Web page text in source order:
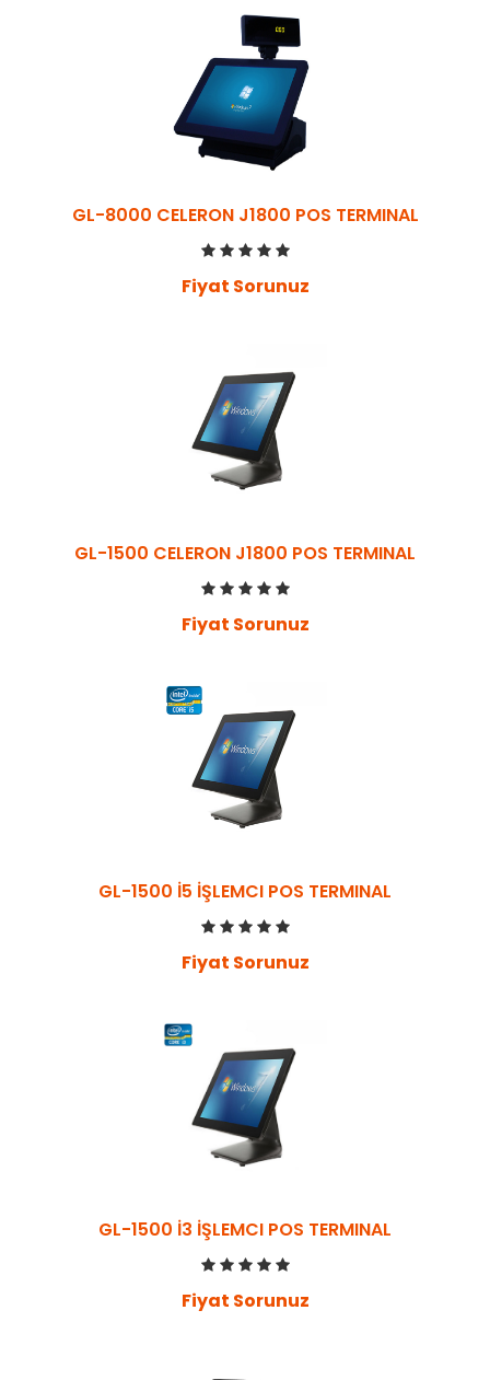
GL-8000 CELERON J1800 POS TERMINAL
Fiyat Sorunuz
GL-1500 CELERON J1800 POS TERMINAL
Fiyat Sorunuz
GL-1500 İ5 İŞLEMCI POS TERMINAL
Fiyat Sorunuz
GL-1500 İ3 İŞLEMCI POS TERMINAL
Fiyat Sorunuz